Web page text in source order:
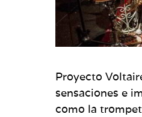
Proyecto
sensaciones e
como la